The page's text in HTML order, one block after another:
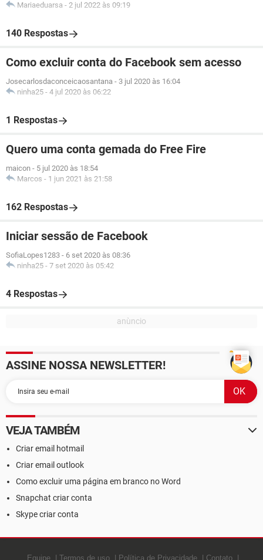
Mariaeduarsa - 2 jul 2022 às 09:19
140 Respostas
Como excluir conta do Facebook sem acesso
Josecarlosdaconceicaosantana - 3 jul 2020 às 16:04
ninha25 - 4 jul 2020 às 06:22
1 Respostas
Quero uma conta gemada do Free Fire
maicon - 5 jul 2020 às 18:54
Marcos - 1 jun 2021 às 21:58
162 Respostas
Iniciar sessão de Facebook
SofiaLopes1283 - 6 set 2020 às 08:36
ninha25 - 7 set 2020 às 05:42
4 Respostas
ASSINE NOSSA NEWSLETTER!
VEJA TAMBÉM
Criar email hotmail
Criar email outlook
Como excluir uma página em branco no Word
Snapchat criar conta
Skype criar conta
Equipe Termos de uso Política de Privacidade Contato